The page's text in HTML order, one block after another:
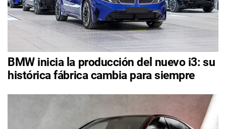
BMW inicia la producción del nuevo i3: su
histórica fábrica cambia para siempre